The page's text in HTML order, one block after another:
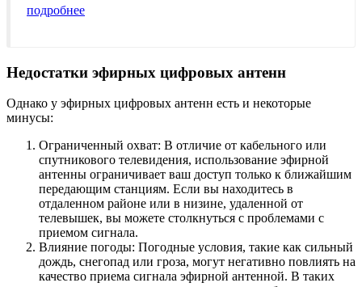
подробнее
Недостатки эфирных цифровых антенн
Однако у эфирных цифровых антенн есть и некоторые
минусы:
Ограниченный охват: В отличие от кабельного или
спутникового телевидения, использование эфирной
антенны ограничивает ваш доступ только к ближайшим
передающим станциям. Если вы находитесь в
отдаленном районе или в низине, удаленной от
телевышек, вы можете столкнуться с проблемами с
приемом сигнала.
Влияние погоды: Погодные условия, такие как сильный
дождь, снегопад или гроза, могут негативно повлиять на
качество приема сигнала эфирной антенной. В таких